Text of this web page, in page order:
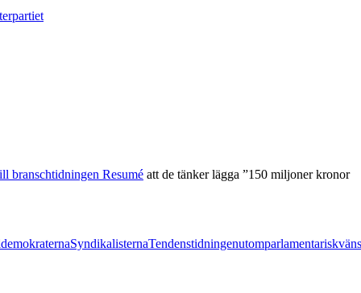
branschtidningen Resumé att de tänker lägga ”150 miljoner kronor
SyndikalisternaTendenstidningenutomparlamentarisk